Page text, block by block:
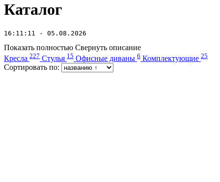
Каталог
16:11:11 - 05.08.2026
Показать полностью Свернуть описание
Кресла 227 Стулья 15 Офисные диваны 6 Комплектующие 25
Сортировать по: